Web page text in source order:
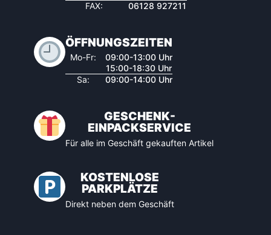
FAX:
06128 927211
ÖFFNUNGSZEITEN
Mo-Fr:
09:00-13:00 Uhr
15:00-18:30 Uhr
Sa:
09:00-14:00 Uhr
GESCHENK-
EINPACKSERVICE
Für alle im Geschäft gekauften Artikel
KOSTENLOSE
PARKPLÄTZE
Direkt neben dem Geschäft